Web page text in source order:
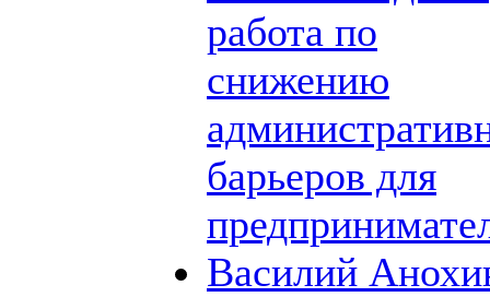
работа по
снижению
барьеров для
Василий